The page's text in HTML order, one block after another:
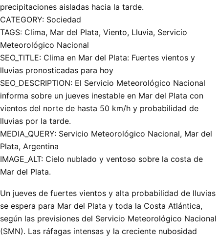
precipitaciones aisladas hacia la tarde.
CATEGORY: Sociedad
TAGS: Clima, Mar del Plata, Viento, Lluvia, Servicio
Meteorológico Nacional
SEO_TITLE: Clima en Mar del Plata: Fuertes vientos y
lluvias pronosticadas para hoy
SEO_DESCRIPTION: El Servicio Meteorológico Nacional
informa sobre un jueves inestable en Mar del Plata con
vientos del norte de hasta 50 km/h y probabilidad de
lluvias por la tarde.
MEDIA_QUERY: Servicio Meteorológico Nacional, Mar del
Plata, Argentina
IMAGE_ALT: Cielo nublado y ventoso sobre la costa de
Mar del Plata.
Un jueves de fuertes vientos y alta probabilidad de lluvias
se espera para Mar del Plata y toda la Costa Atlántica,
según las previsiones del Servicio Meteorológico Nacional
(SMN). Las ráfagas intensas y la creciente nubosidad